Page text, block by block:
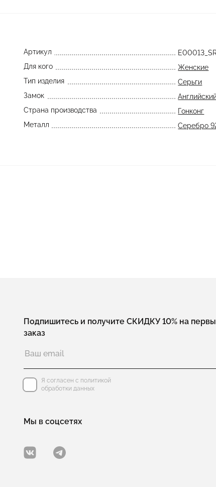
Артикул
Для кого
Женские
Тип изделия
Серьги
Замок
Страна производства
Гонконг
Металл
Серебро
Подпишитесь и получите СКИДКУ 10% на
заказ
Я согласен с политикой
обработки данных
Мы в соцсетях